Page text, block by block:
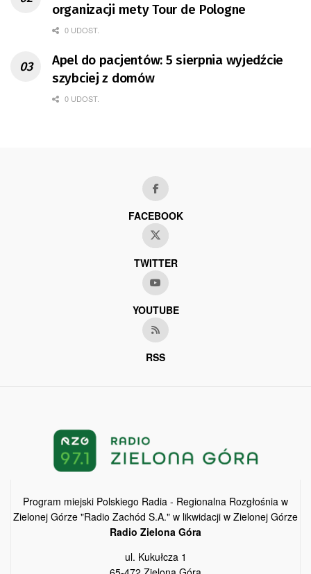
organizacji mety Tour de Pologne
0 UDOST.
Apel do pacjentów: 5 sierpnia wyjedźcie
szybciej z domów
0 UDOST.
FACEBOOK
TWITTER
YOUTUBE
RSS
Program miejski Polskiego Radia - Regionalna Rozgłośnia w
Zielonej Górze "Radio Zachód S.A." w likwidacji w Zielonej Górze
Radio Zielona Góra
ul. Kukułcza 1